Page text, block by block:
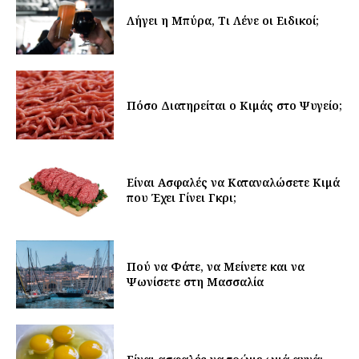
Λήγει η Μπύρα, Τι Λένε οι Ειδικοί;
Πόσο Διατηρείται ο Κιμάς στο Ψυγείο;
Είναι Ασφαλές να Καταναλώσετε Κιμά
που Έχει Γίνει Γκρι;
Πού να Φάτε, να Μείνετε και να
Ψωνίσετε στη Μασσαλία